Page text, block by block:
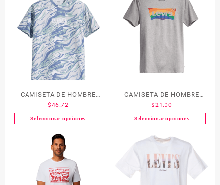
CAMISETA DE HOMBRE
LEVI´S 16143-0051
$46.72
Seleccionar opciones
CAMISETA DE HOMBRE
LEVI´S 24671-0001
$21.00
Seleccionar opciones